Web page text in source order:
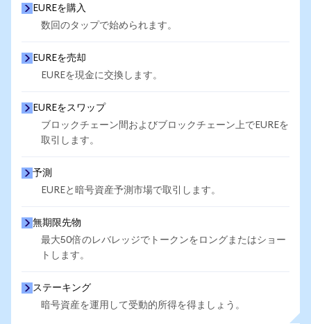
EUREを購入
数回のタップで始められます。
EUREを売却
EUREを現金に交換します。
EUREをスワップ
ブロックチェーン間およびブロックチェーン上でEUREを
取引します。
予測
EUREと暗号資産予測市場で取引します。
無期限先物
最大50倍のレバレッジでトークンをロングまたはショー
トします。
ステーキング
暗号資産を運用して受動的所得を得ましょう。